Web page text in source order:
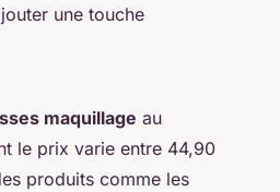
une touche
maquillage au
le prix varie entre 44,90
produits comme les